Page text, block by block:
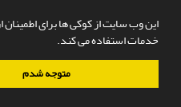
این وب سایت از کوکی ها برای اطمینان
خدمات استفاده می کند.
متوجه شدم
سامانه مدیریت نشریات علمی.